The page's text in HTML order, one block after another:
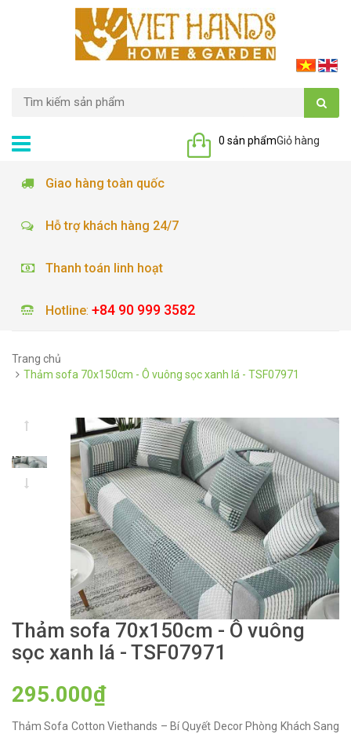
Giỏ hàng
0 sản phẩm
Giao hàng toàn quốc
Hỗ trợ khách hàng 24/7
Thanh toán linh hoạt
Hotline: +84 90 999 3582
Trang chủ
Thảm sofa 70x150cm - Ô vuông sọc xanh lá - TSF07971
Thảm sofa 70x150cm - Ô vuông
sọc xanh lá - TSF07971
295.000₫
Thảm Sofa Cotton Viethands – Bí Quyết Decor Phòng Khách Sang